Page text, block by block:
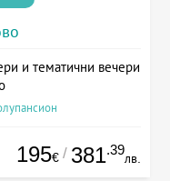
и тематични вечери
195€ / 381.39
лв.